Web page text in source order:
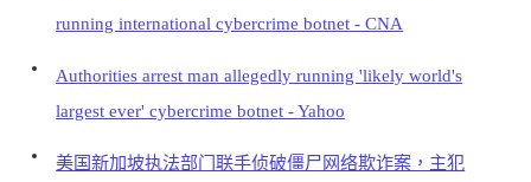
running international cybercrime botnet - CNA
Authorities arrest man allegedly running 'likely world's
largest ever' cybercrime botnet - Yahoo
美国新加坡执法部门联手侦破僵尸网络欺诈案，主犯